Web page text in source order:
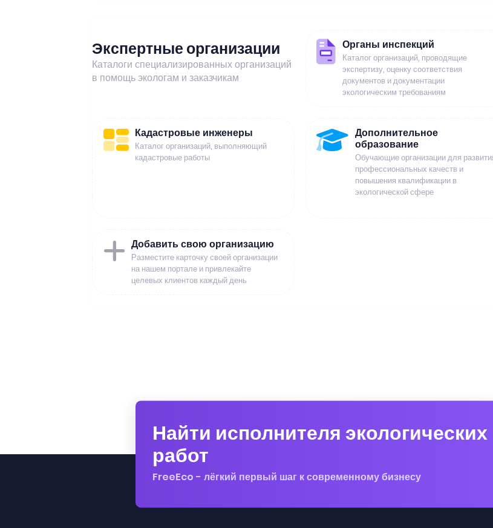
Экспертные организации
Каталоги специализированных организаций
в помощь экологам и заказчикам
Органы инспекций
Каталог организаций, проводящие
экспертизу, оценку соответствия
документов и документации
экологическим требованиям
Кадастровые инженеры
Каталог организаций, выполняющий
кадастровые работы
Дополнительное
образование
Обучающие организации для
профессиональных качеств и
повышения квалификации в
экологической сфере
Добавить свою организацию
Разместите карточку своей организации
на нашем портале и привлекайте
целевых клиентов каждый день
Найти исполнителя экологических
работ
FreeEco - лёгкий первый шаг к современному бизнесу